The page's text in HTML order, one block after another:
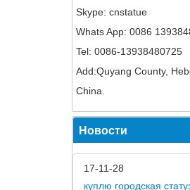
Skype: cnstatue
Whats App: 0086
Tel: 0086-13938480725
Add:Quyang County,
China.
Новости
17-11-28